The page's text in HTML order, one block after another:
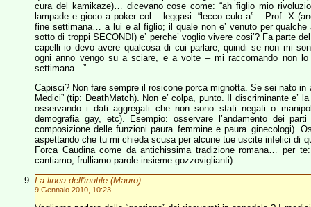
cura del kamikaze)… dicevano cose come: “ah figlio mio
lampade e gioco a poker col – leggasi: “lecco culo a” – Prof. X
fine settimana… a lui e al figlio; il quale non e’ venuto per
sotto di troppi SECONDI) e’ perche’ voglio vivere cosi’? Fa parte
capelli io devo avere qualcosa di cui parlare, quindi se non mi
ogni anno vengo su a sciare, e a volte – mi raccomando non
settimana…”
Capisci? Non fare sempre il rosicone porca mignotta. Se sei nato in
Medici” (tip: DeathMatch). Non e’ colpa, punto. Il discriminante e’
osservando i dati aggregati che non sono stati negati o
demografia gay, etc). Esempio: osservare l’andamento dei
composizione delle funzioni paura_femmine e paura_ginecologi).
aspettando che tu mi chieda scusa per alcune tue uscite infelici di
Forca Caudina come da antichissima tradizione romana… per
cantiamo, frulliamo parole insieme gozzoviglianti)
La linea dell'inutile (Mauro):
9 Gennaio 2010, 10:23